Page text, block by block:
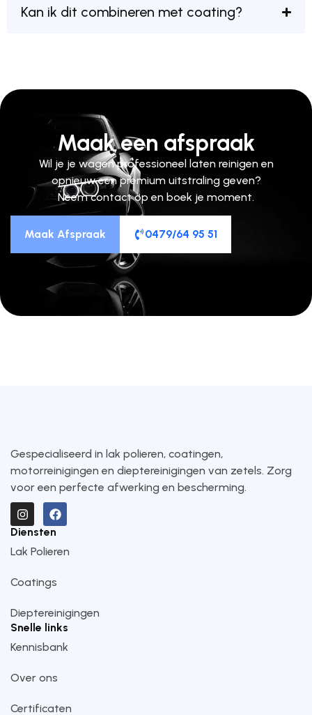
Kan ik dit combineren met coating?
Maak een afspraak
Wil je je wagen professioneel laten reinigen en
opnieuw een premium uitstraling geven?
Neem contact op en boek je moment.
Maak Afspraak 0479/64 95 51
Gespecialiseerd in lak polieren, coatingen,
motorreinigingen en dieptereinigingen van zetels. Zorg
voor een perfecte afwerking en bescherming.
Diensten
Lak Polieren
Coatings
Dieptereinigingen
Snelle links
Kennisbank
Over ons
Certificaten